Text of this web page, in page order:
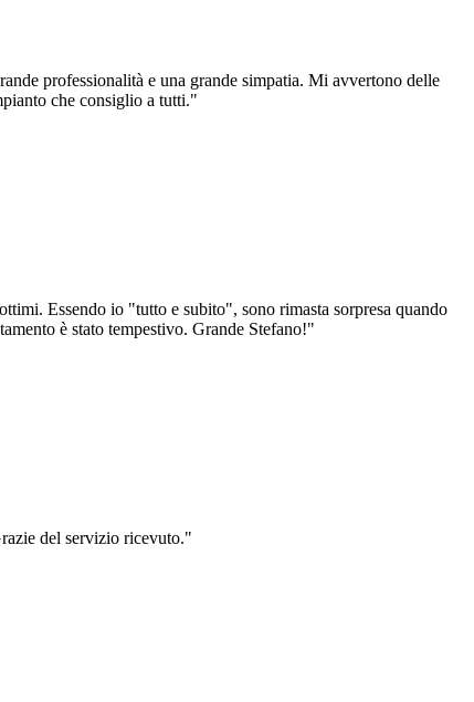
professionalità e una grande simpatia. Mi avvertono delle
che consiglio a tutti."
Essendo io "tutto e subito", sono rimasta sorpresa quando
è stato tempestivo. Grande Stefano!"
del servizio ricevuto."